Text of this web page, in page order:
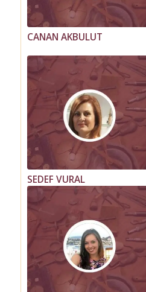
CANAN AKBULUT
SEDEF VURAL
MERVE ACAR SUTER
SUMRU GÖYENÇ